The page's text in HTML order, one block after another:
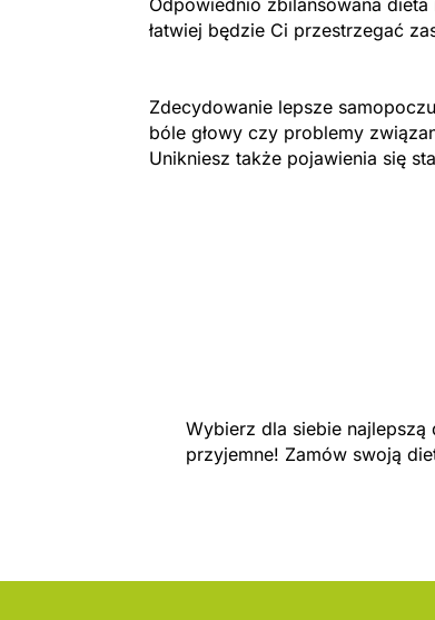
Odpowiednio zbilansowana
łatwiej będzie Ci przestrzegać
Zdecydowanie lepsze
bóle głowy czy problemy
Unikniesz także pojawienia się
Wybierz dla siebie
przyjemne! Zamów swoją